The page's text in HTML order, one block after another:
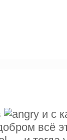
и с
всё